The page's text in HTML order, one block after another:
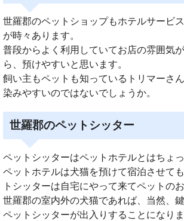
世羅郡のペットショップもホテルサービ
が時々あります。
普段からよく利用していてお店の雰囲気
ら、預けやすいと思います。
飼い主もペットも知っているトリマーさ
染みやすいのではないでしょうか。
世羅郡のペットシッター
ペットシッターはペットホテルとはちょっ
ペットホテルは犬猫を預けて宿泊させて
トシッターは自宅にやって来てペットの
世羅郡の室内外の犬猫であれば、当然、
ペットシッターが出入りすることになりま